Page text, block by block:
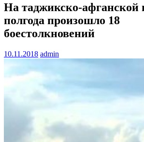
На таджикско-афганской
полгода произошло 18
боестолкновений
10.11.2018 admin